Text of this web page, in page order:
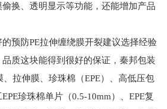
换、透明显示等功能，还能增加产品
预防PE拉伸缠绕膜开裂建议选择经验
质这块能得到很好的保证，秦邦包装
、拉伸膜、珍珠棉（EPE）、高低压包
珍珠棉单片（0.5-10mm）、EPE复